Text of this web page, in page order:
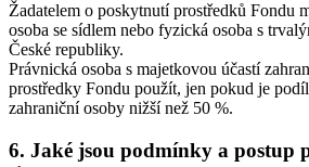
Žadatelem o poskytnutí prostředků Fondu
osoba se sídlem nebo fyzická osoba s
České republiky.
Právnická osoba s majetkovou účastí
prostředky Fondu použít, jen pokud je
zahraniční osoby nižší než 50 %.
6. Jaké jsou podmínky a postup